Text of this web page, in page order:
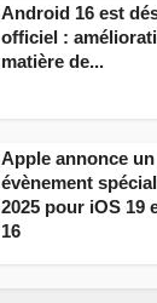
Android 16 est
officiel :
matière de...
Apple annonce un
évènement
2025 pour iOS 19
16